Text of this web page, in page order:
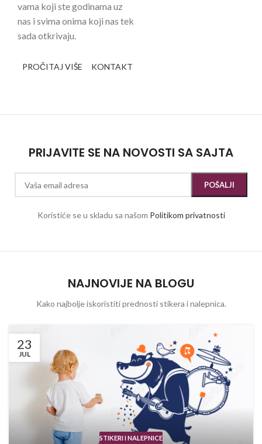
vama koji ste godinama uz
nas i svima onima koji nas tek
sada otkrivaju.
PROČITAJ VIŠE KONTAKT
PRIJAVITE SE NA NOVOSTI SA SAJTA
Koristiće se u skladu sa našom Politikom privatnosti
NAJNOVIJE NA BLOGU
Kako najbolje iskoristiti prednosti stikera i nalepnica.
23
JUL
STIKERI I NALEPNICE